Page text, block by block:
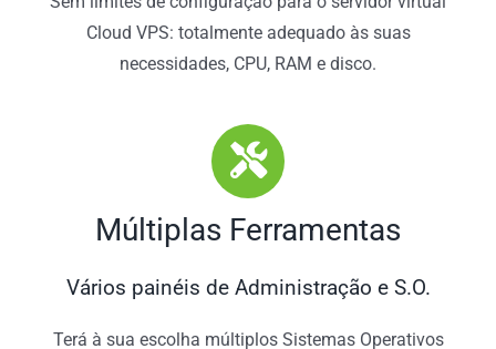
Cloud VPS: totalmente adequado às suas
necessidades, CPU, RAM e disco.
Múltiplas Ferramentas
Vários painéis de Administração e S.O.
Terá à sua escolha múltiplos Sistemas Operativos